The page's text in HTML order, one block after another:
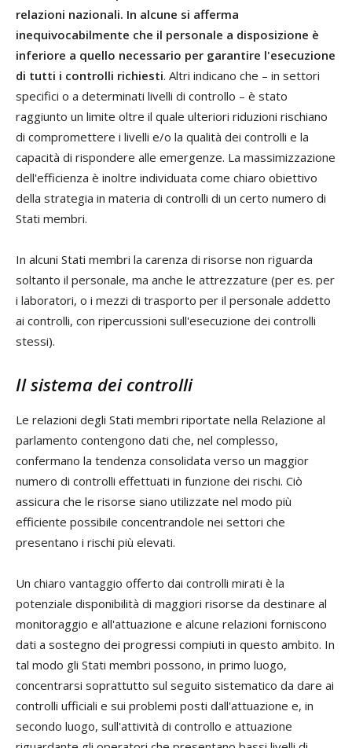
relazioni nazionali. In alcune si afferma
inequivocabilmente che il personale a disposizione è
inferiore a quello necessario per garantire l'esecuzione
di tutti i controlli richiesti. Altri indicano che – in settori
specifici o a determinati livelli di controllo – è stato
raggiunto un limite oltre il quale ulteriori riduzioni rischiano
di compromettere i livelli e/o la qualità dei controlli e la
capacità di rispondere alle emergenze. La massimizzazione
dell'efficienza è inoltre individuata come chiaro obiettivo
della strategia in materia di controlli di un certo numero di
Stati membri.
In alcuni Stati membri la carenza di risorse non riguarda
soltanto il personale, ma anche le attrezzature (per es. per
i laboratori, o i mezzi di trasporto per il personale addetto
ai controlli, con ripercussioni sull'esecuzione dei controlli
stessi).
Il sistema dei controlli
Le relazioni degli Stati membri riportate nella Relazione al
parlamento contengono dati che, nel complesso,
confermano la tendenza consolidata verso un maggior
numero di controlli effettuati in funzione dei rischi. Ciò
assicura che le risorse siano utilizzate nel modo più
efficiente possibile concentrandole nei settori che
presentano i rischi più elevati.
Un chiaro vantaggio offerto dai controlli mirati è la
potenziale disponibilità di maggiori risorse da destinare al
monitoraggio e all'attuazione e alcune relazioni forniscono
dati a sostegno dei progressi compiuti in questo ambito. In
tal modo gli Stati membri possono, in primo luogo,
concentrarsi soprattutto sul seguito sistematico da dare ai
controlli ufficiali e sui problemi posti dall'attuazione e, in
secondo luogo, sull'attività di controllo e attuazione